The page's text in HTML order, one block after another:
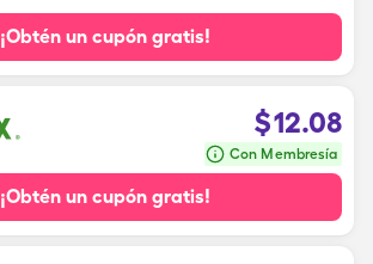
¡Obtén un cupón gratis!
$12.08
Con Membresía
¡Obtén un cupón gratis!